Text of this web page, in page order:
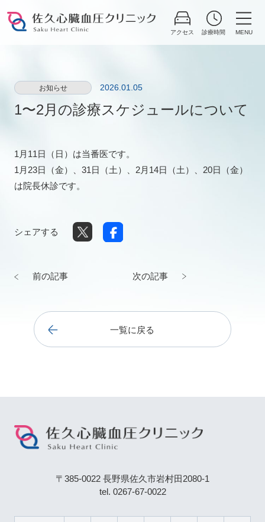
content
お知らせ 2026.01.05
1〜2月の診療スケジュールについて
1月11日（日）は当番医です。
1月23日（金）、31日（土）、2月14日（土）、20日（金）
は院長休診です。
シェアする
前の記事
一覧に戻る
次の記事
〒385-0022 長野県佐久市岩村田2080-1
tel. 0267-67-0022